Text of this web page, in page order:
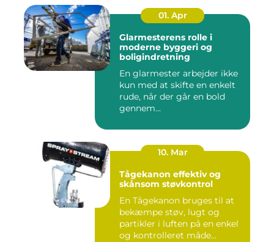
01. Apr
Glarmesterens rolle i
moderne byggeri og
boligindretning
En glarmester arbejder ikke
kun med at skifte en enkelt
rude, når der går en bold
gennem...
10. Mar
Tågekanon effektiv og
skånsom støvkontrol
En Tågekanon bruges til at
bekæmpe støv, lugt og
partikler i luften på en enkel
og kontrolleret måde...